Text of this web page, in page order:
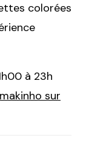
colorées
à 23h
sur